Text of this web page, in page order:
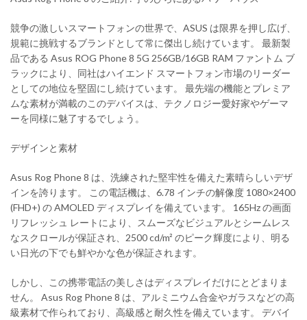
競争の激しいスマートフォンの世界で、ASUS は限界を押し広げ、
規範に挑戦するブランドとして常に傑出し続けています。 最新製
品である Asus ROG Phone 8 5G 256GB/16GB RAM ファントム ブ
ラックにより、同社はハイエンド スマートフォン市場のリーダー
としての地位を堅固にし続けています。 最先端の機能とプレミア
ムな素材が満載のこのデバイスは、テクノロジー愛好家やゲーマ
ーを同様に魅了するでしょう。
デザインと素材
Asus Rog Phone 8 は、洗練された堅牢性を備えた素晴らしいデザ
インを誇ります。 この電話機は、6.78 インチの解像度 1080×2400
(FHD+) の AMOLED ディスプレイを備えています。 165Hz の画面
リフレッシュ レートにより、スムーズなビジュアルとシームレス
なスクロールが保証され、2500 cd/m² のピーク輝度により、明る
い日光の下でも鮮やかな色が保証されます。
しかし、この携帯電話の美しさはディスプレイだけにとどまりま
せん。 Asus Rog Phone 8 は、アルミニウム合金やガラスなどの高
級素材で作られており、高級感と耐久性を備えています。 デバイ